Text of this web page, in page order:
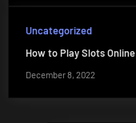
Uncategorized
How to Play Slots Online
December 8, 2022